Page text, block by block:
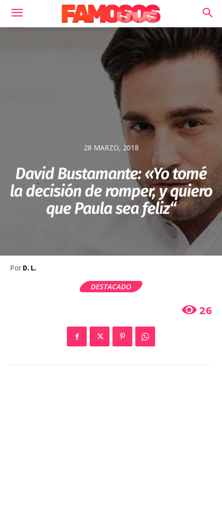
28 MARZO, 2018
David Bustamante: «Yo tomé
la decisión de romper, y quiero
que Paula sea feliz“
Por D. L.
DESTACADO
26